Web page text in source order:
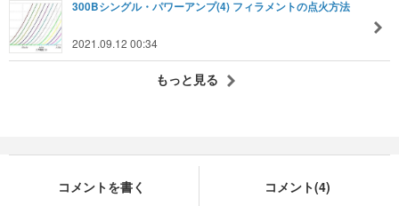
300Bシングル・パワーアンプ(4) フィラメントの点火方法
2021.09.12 00:34
もっと見る
コメントを書く コメント(4)